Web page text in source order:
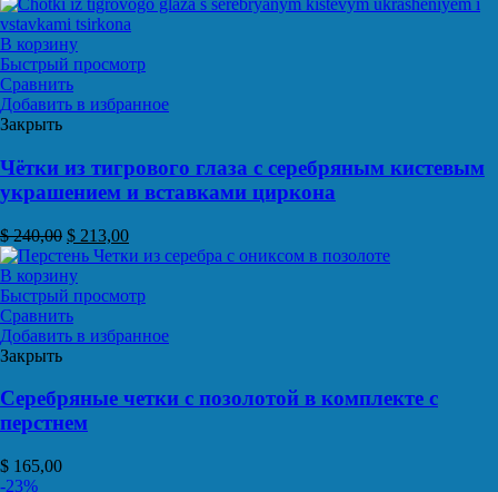
В корзину
Быстрый просмотр
Сравнить
Добавить в избранное
Закрыть
Чётки из тигрового глаза с серебряным кистевым
украшением и вставками циркона
$240,00 $ 213,00
В корзину
Быстрый просмотр
Сравнить
Добавить в избранное
Закрыть
Серебряные четки с позолотой в комплекте с
перстнем
$ 165,00
-23%